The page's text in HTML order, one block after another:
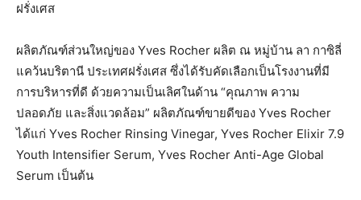
ฝรั่งเศส
ผลิตภัณฑ์ส่วนใหญ่ของ Yves Rocher ผลิต ณ หมู่บ้าน ลา กาซิลี่
แคว้นบริตานี ประเทศฝรั่งเศส ซึ่งได้รับคัดเลือกเป็นโรงงานที่มี
การบริหารที่ดี ด้วยความเป็นเลิศในด้าน “คุณภาพ ความ
ปลอดภัย และสิ่งแวดล้อม” ผลิตภัณฑ์ขายดีของ Yves Rocher
ได้แก่ Yves Rocher Rinsing Vinegar, Yves Rocher Elixir 7.9
Youth Intensifier Serum, Yves Rocher Anti-Age Global
Serum เป็นต้น